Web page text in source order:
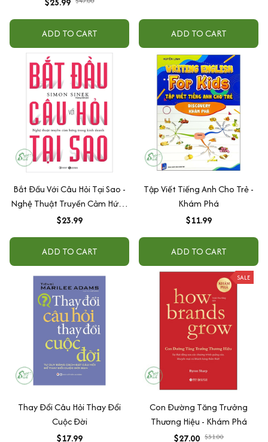
ADD TO CART ADD TO CART
Bắt Đầu Với Câu Hỏi Tại Sao -
Nghệ Thuật Truyền Cảm Hứng
Trong Kinh Doanh
$23.99
ADD TO CART
Tập Viết Tiếng Anh Cho Trẻ -
Khám Phá
$11.99
ADD TO CART
Thay Đổi Câu Hỏi Thay Đổi
Cuộc Đời
$17.99
SALE
Con Đường Tăng Trưởng
Thương Hiệu - Khám Phá
$27.00 $31.00